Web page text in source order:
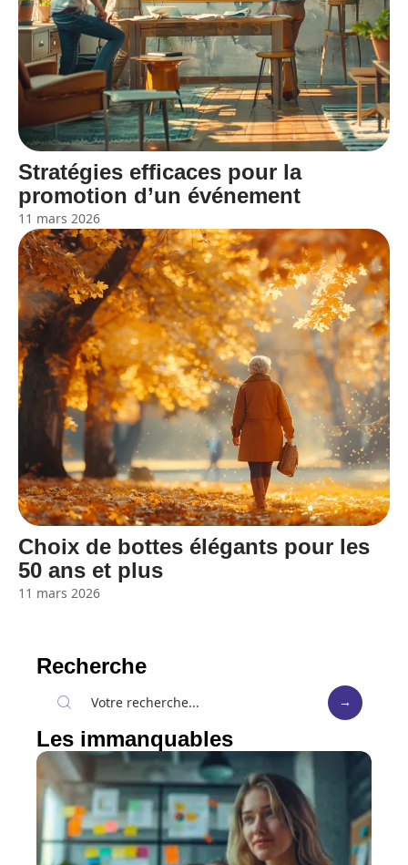
Stratégies efficaces pour la
promotion d’un événement
11 mars 2026
Choix de bottes élégants pour les
50 ans et plus
11 mars 2026
Recherche
Les immanquables